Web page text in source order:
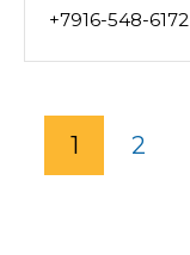
+7916-548-6172
1 2